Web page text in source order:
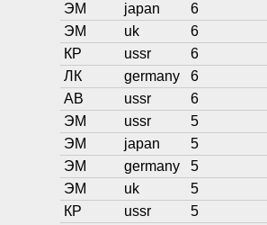
ЭМ
japan 6
ЭМ
uk 6
КР
ussr 6
ЛК
germany 6
АВ
ussr 6
ЭМ
ussr 5
ЭМ
japan 5
ЭМ
germany 5
ЭМ
uk 5
КР
ussr 5